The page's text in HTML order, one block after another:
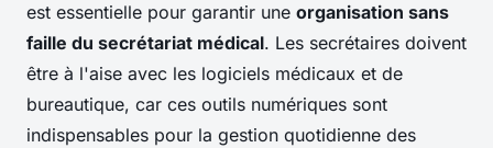
est essentielle pour garantir une organisation sans
faille du secrétariat médical. Les secrétaires doivent
être à l'aise avec les logiciels médicaux et de
bureautique, car ces outils numériques sont
indispensables pour la gestion quotidienne des